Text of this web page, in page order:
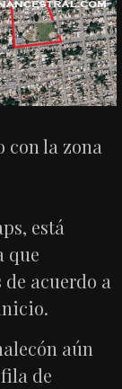
con la zona
está
que
de acuerdo a
aún
de